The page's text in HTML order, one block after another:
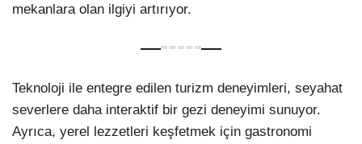
mekanlara olan ilgiyi artırıyor.
Teknoloji ile entegre edilen turizm deneyimleri, seyahat
severlere daha interaktif bir gezi deneyimi sunuyor.
Ayrıca, yerel lezzetleri keşfetmek için gastronomi